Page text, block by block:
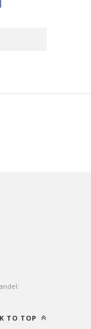
TO TOP